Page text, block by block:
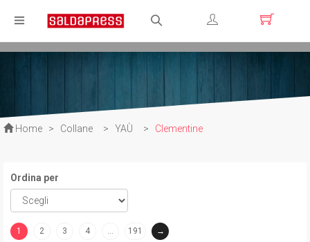
Registrati
Home > Collane > YAÙ > Clementine
Ordina per
1
2 3 4 … 191 →